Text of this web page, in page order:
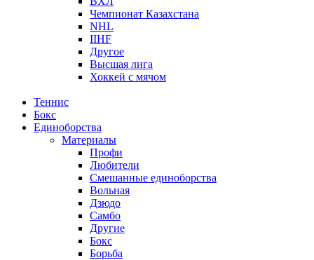
Чемпионат Казахстана
NHL
IIHF
Другое
Высшая лига
Хоккей с мячом
Теннис
Бокс
Единоборства
Материалы
Профи
Любители
Смешанные единоборства
Вольная
Дзюдо
Самбо
Другие
Бокс
Борьба